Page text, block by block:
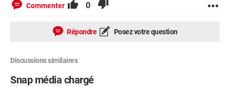
Commenter 0
Répondre Posez votre question
Discussions similaires
Snap média chargé